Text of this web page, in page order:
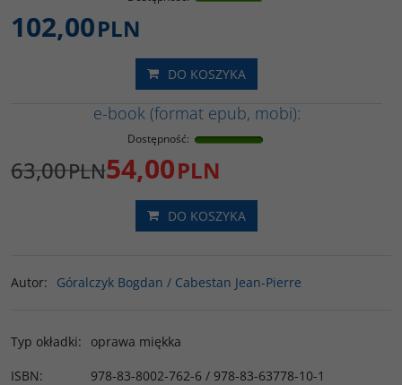
102,00PLN
DO KOSZYKA
e-book (format epub, mobi):
Dostępność:
63,00PLN54,00PLN
DO KOSZYKA
Autor: Góralczyk Bogdan / Cabestan Jean-Pierre
Typ okładki:
oprawa miękka
ISBN: 978-83-8002-762-6 / 978-83-63778-10-1